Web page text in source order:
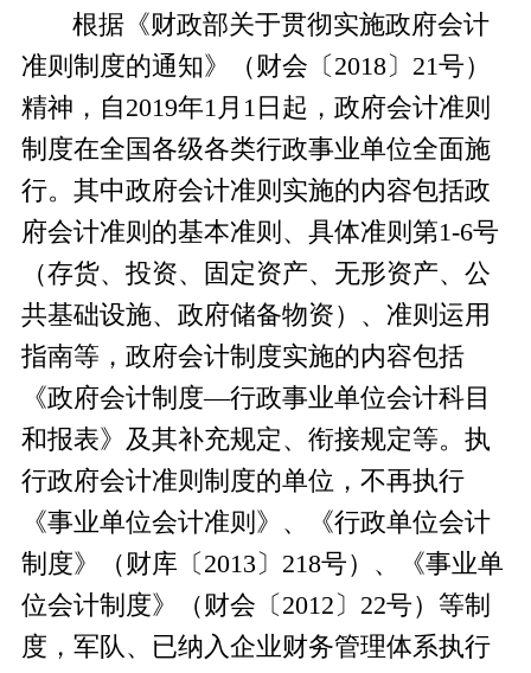
根据《财政部关于贯彻实施政府会计
准则制度的通知》
（财会 〔 2018〕 21号）
精神，自2019年1月1日起，政府会计准则
制度在全国各级各类行政事业单位全面施
行。其中政府会计准则实施的内容包括政
府会计准则的基本准则、具体准则第1-6号
（存货、投资、固定资产、无形资产、公
共基础设施、政府储备物资）、准则运用
指南等，政府会计制度实施的内容包括
《政府会计制度—行政事业单位会计科目
和报表》及其补充规定、衔接规定等。执
行政府会计准则制度的单位，不再执行
《事业单位会计准则》、《行政单位会计
制度》
（财库〔 2013 〕 218号） 、《事业单
位会计制度》
（ 财会 〔 2012 〕 22号） 等制
度，军队、已纳入企业财务管理体系执行